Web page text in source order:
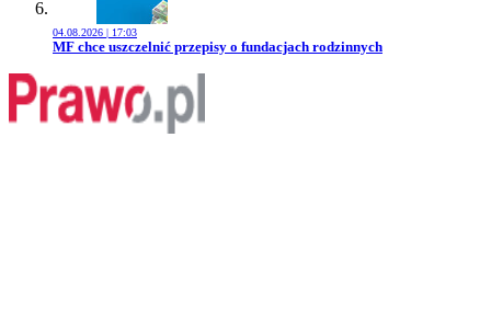
04.08.2026 | 17:03
Przejdź do artykułu:
MF chce uszczelnić przepisy o fundacjach rodzinnych